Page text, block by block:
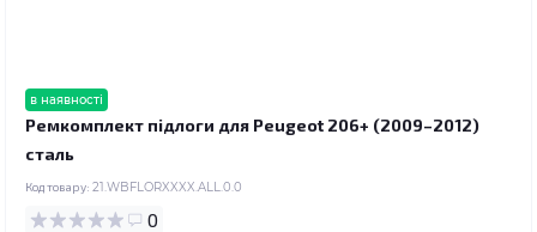
в наявності
Ремкомплект підлоги для Peugeot 206+ (2009–2012)
сталь
Код товару: 21.WBFLORXXXX.ALL.0.0
0